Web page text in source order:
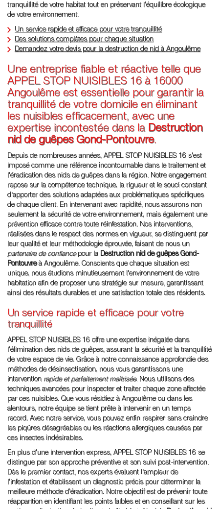
tranquillité de votre habitat tout en préservant l'équilibre écologique
de votre environnement.
Un service rapide et efficace pour votre tranquillité
Des solutions complètes pour chaque situation
Demandez votre devis pour la destruction de nid à Angoulême
Une entreprise fiable et réactive telle que
APPEL STOP NUISIBLES 16 à 16000
Angoulême est essentielle pour garantir la
tranquillité de votre domicile en éliminant
les nuisibles efficacement, avec une
expertise incontestée dans la Destruction
nid de guêpes Gond-Pontouvre.
Depuis de nombreuses années, APPEL STOP NUISIBLES 16 s'est
imposé comme une référence incontournable dans le traitement et
l'éradication des nids de guêpes dans la région. Notre engagement
repose sur la compétence technique, la rigueur et le souci constant
d'apporter des solutions adaptées aux problématiques spécifiques
de chaque client. En intervenant avec rapidité, nous assurons non
seulement la sécurité de votre environnement, mais également une
prévention efficace contre toute réinfestation. Nos interventions,
réalisées dans le respect des normes en vigueur, se distinguent par
leur qualité et leur méthodologie éprouvée, faisant de nous un
partenaire de confiancepour la Destruction nid de guêpes Gond-
Pontouvreà Angoulême. Conscients que chaque situation est
unique, nous étudions minutieusement l'environnement de votre
habitation afin de proposer une stratégie sur mesure, garantissant
ainsi des résultats durables et une satisfaction totale des résidents.
Un service rapide et efficace pour votre
tranquillité
APPEL STOP NUISIBLES 16 offre une expertise inégalée dans
l'élimination des nids de guêpes, assurant la sécurité et la tranquillité
de votre espace de vie. Grâce à notre connaissance approfondie des
méthodes de désinsectisation, nous vous garantissons une
intervention rapide et parfaitement maîtrisée. Nous utilisons des
techniques avancées pour inspecter et traiter chaque zone affectée
par ces nuisibles. Que vous résidiez à Angoulême ou dans les
alentours, notre équipe se tient prête à intervenir en un temps
record. Avec notre service, vous pouvez enfin respirer sans craindre
les piqûres désagréables ou les réactions allergiques causées par
ces insectes indésirables.
En plus d'une intervention express, APPEL STOP NUISIBLES 16 se
distingue par son approche préventive et son suivi post-intervention.
Dès le premier contact, nos experts évaluent l'ampleur de
l'infestation et établissent un diagnostic précis pour déterminer la
meilleure méthode d'éradication. Notre objectif est de prévenir toute
réapparition en identifiant les points faibles et en conseillant sur les